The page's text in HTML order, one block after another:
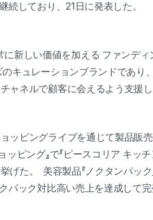
続しており、21日に発表した。
に新しい価値を加える ファンデ
キュレーションブランドであり
ャネルで顧客に会えるよう支援
ッピングライブを通じて製品販
ピング』で『ピースコリア キッ
た。 美容製品『ノクタンパック
パック対比高い売上を達成して